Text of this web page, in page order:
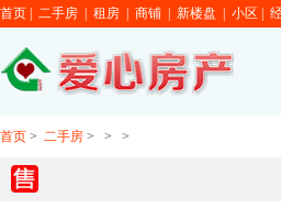
首页 二手房 租房 商铺 新楼盘 小区
首页 > 二手房 > > >